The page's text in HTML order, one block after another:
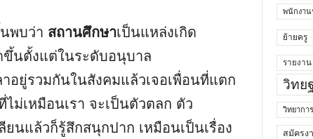
พบว่า สถานศึกษาเป็นแหล่งเกิด
ขึ้นตั้งแต่ในระดับอนุบาล
าอยู่รวมกันในสังคมแล้วเจอเพื่อนที่แตก
ม่เหมือนเรา จะเป็นตัวตลก ตัว
ยนแล้วก็รู้สึกสนุกปาก เหมือนเป็นเรื่อง
พนักงาน
ย้ายครู
รายงาน
วิทย
วิทยากา
สมัครง